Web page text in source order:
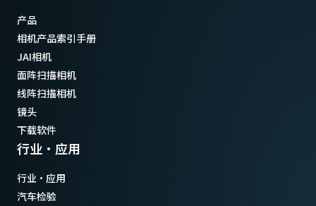
产品
相机产品索引手册
JAI相机
面阵扫描相机
线阵扫描相机
镜头
下载软件
行业·应用
行业·应用
汽车检验